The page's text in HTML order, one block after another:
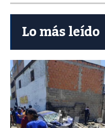
Lo más leído